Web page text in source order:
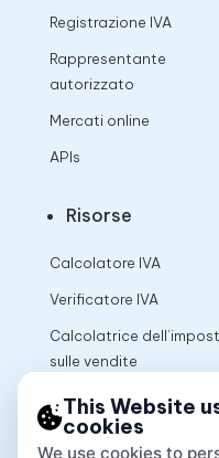
Registrazione IVA
Rappresentante
autorizzato
Mercati online
APIs
Risorse
Calcolatore IVA
Verificatore IVA
Calcolatrice
sulle vendite
This Website
cookies
We use cookies to